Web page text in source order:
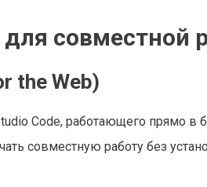
совместной
the Web)
Code, работающего прямо в
совместную работу без